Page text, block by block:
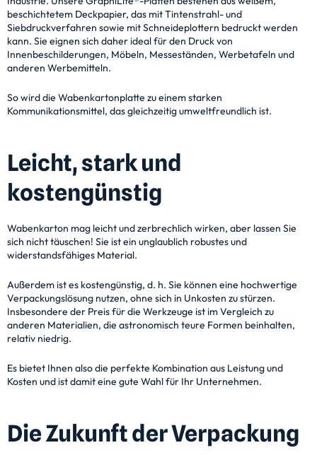
beschichtetem Deckpapier, das mit Tintenstrahl- und
Siebdruckverfahren sowie mit Schneideplottern bedruckt werden
kann. Sie eignen sich daher ideal für den Druck von
Innenbeschilderungen, Möbeln, Messeständen, Werbetafeln und
anderen Werbemitteln.
So wird die Wabenkartonplatte zu einem starken
Kommunikationsmittel, das gleichzeitig umweltfreundlich ist.
Leicht, stark und
kostengünstig
Wabenkarton mag leicht und zerbrechlich wirken, aber lassen Sie
sich nicht täuschen! Sie ist ein unglaublich robustes und
widerstandsfähiges Material.
Außerdem ist es kostengünstig, d. h. Sie können eine hochwertige
Verpackungslösung nutzen, ohne sich in Unkosten zu stürzen.
Insbesondere der Preis für die Werkzeuge ist im Vergleich zu
anderen Materialien, die astronomisch teure Formen beinhalten,
relativ niedrig.
Es bietet Ihnen also die perfekte Kombination aus Leistung und
Kosten und ist damit eine gute Wahl für Ihr Unternehmen.
Die Zukunft der Verpackung